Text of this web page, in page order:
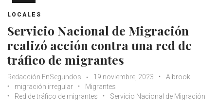
LOCALES
Servicio Nacional de Migración
realizó acción contra una red de
tráfico de migrantes
Redacción EnSegundos 19 noviembre, 2023
Albrook
migración irregular
Migrantes
Red de tráfico de migrantes
Servicio Nacional de Migración